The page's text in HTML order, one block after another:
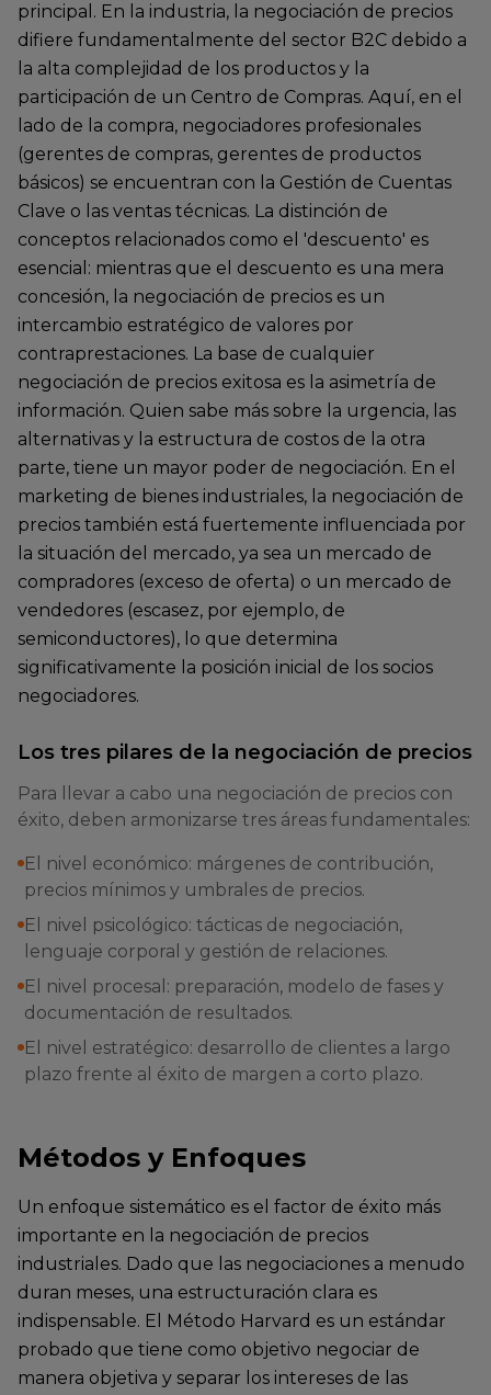
principal. En la industria, la negociación de precios
difiere fundamentalmente del sector B2C debido a
la alta complejidad de los productos y la
participación de un Centro de Compras. Aquí, en el
lado de la compra, negociadores profesionales
(gerentes de compras, gerentes de productos
básicos) se encuentran con la Gestión de Cuentas
Clave o las ventas técnicas. La distinción de
conceptos relacionados como el 'descuento' es
esencial: mientras que el descuento es una mera
concesión, la negociación de precios es un
intercambio estratégico de valores por
contraprestaciones. La base de cualquier
negociación de precios exitosa es la asimetría de
información. Quien sabe más sobre la urgencia, las
alternativas y la estructura de costos de la otra
parte, tiene un mayor poder de negociación. En el
marketing de bienes industriales, la negociación de
precios también está fuertemente influenciada por
la situación del mercado, ya sea un mercado de
compradores (exceso de oferta) o un mercado de
vendedores (escasez, por ejemplo, de
semiconductores), lo que determina
significativamente la posición inicial de los socios
negociadores.
Los tres pilares de la negociación de precios
Para llevar a cabo una negociación de precios con
éxito, deben armonizarse tres áreas fundamentales:
El nivel económico: márgenes de contribución,
precios mínimos y umbrales de precios.
El nivel psicológico: tácticas de negociación,
lenguaje corporal y gestión de relaciones.
El nivel procesal: preparación, modelo de fases y
documentación de resultados.
El nivel estratégico: desarrollo de clientes a largo
plazo frente al éxito de margen a corto plazo.
Métodos y Enfoques
Un enfoque sistemático es el factor de éxito más
importante en la negociación de precios
industriales. Dado que las negociaciones a menudo
duran meses, una estructuración clara es
indispensable. El Método Harvard es un estándar
probado que tiene como objetivo negociar de
manera objetiva y separar los intereses de las